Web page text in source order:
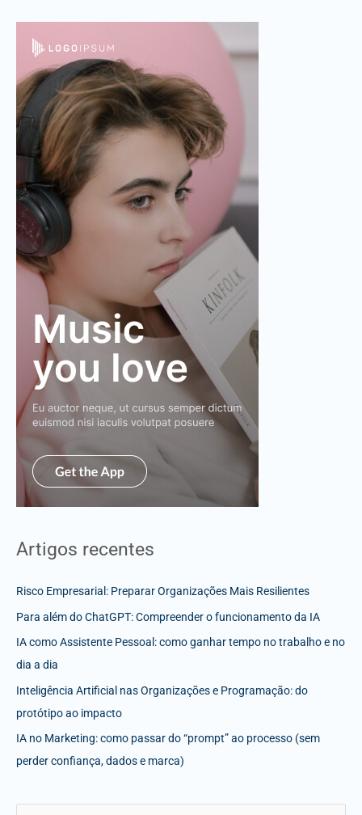
Artigos recentes
Risco Empresarial: Preparar Organizações Mais Resilientes
Para além do ChatGPT: Compreender o funcionamento da IA
IA como Assistente Pessoal: como ganhar tempo no trabalho e no
dia a dia
Inteligência Artificial nas Organizações e Programação: do
protótipo ao impacto
IA no Marketing: como passar do “prompt” ao processo (sem
perder confiança, dados e marca)